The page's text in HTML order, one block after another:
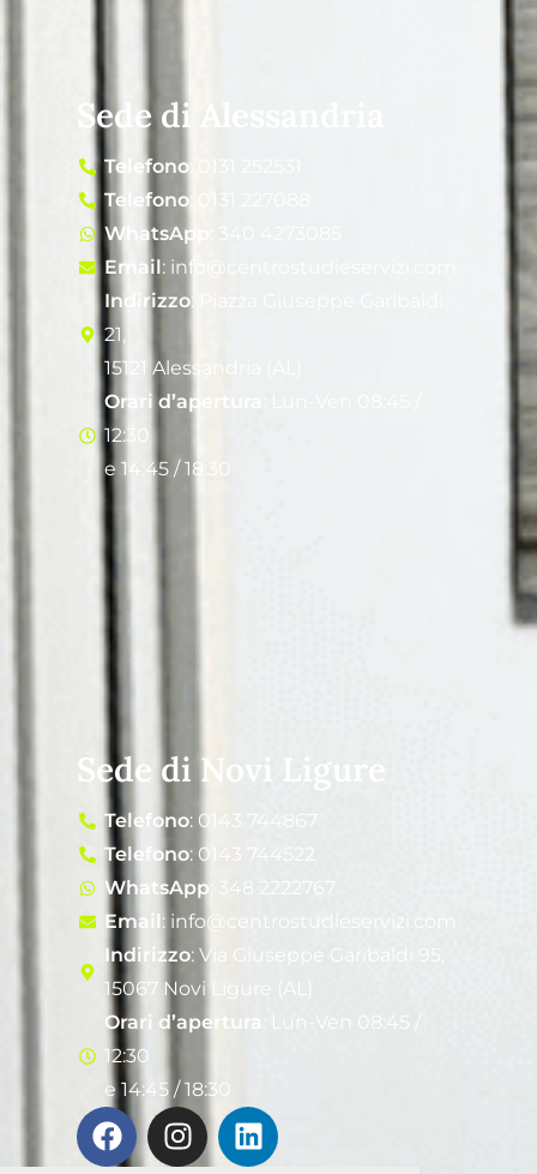
Sede di Alessandria
Telefono: 0131 252531
Telefono: 0131 227088
WhatsApp
Email: info@centrostudieservizi.com
Indirizzo: Piazza Giuseppe Garibaldi
21,
15121 Alessandria (AL)
Orari d’apertura
12:30
e 14:45 / 18:30
Sede di Novi Ligure
Telefono: 0143 744867
Telefono: 0143 744522
WhatsApp : 348 2222767
Email: info@centrostudieservizi.com
Indirizzo: Via Giuseppe Garibaldi 95,
15067 Novi Ligure (AL)
Orari d’apertura : Lun-Ven 08:45 /
12:30
e 14:45 / 18:30